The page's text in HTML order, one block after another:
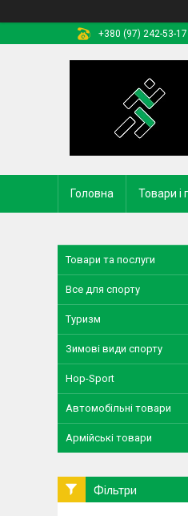
+380 (97) 242-53-17
Головна Товари і
Товари та послуги
Все для спорту
Туризм
Зимові види спорту
Hop-Sport
Автомобільні товари
Армійські товари
Фільтри